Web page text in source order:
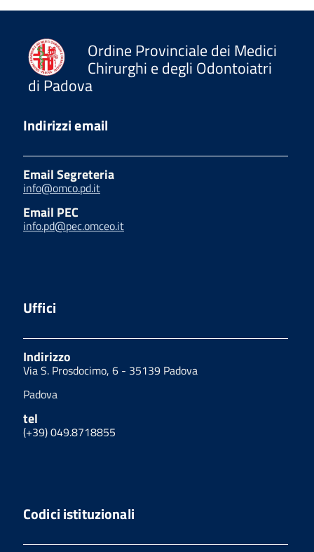
Ordine Provinciale dei Medici
Chirurghi e degli Odontoiatri
di Padova
Indirizzi email
Email Segreteria
info@omco.pd.it
Email PEC
info.pd@pec.omceo.it
Uffici
Indirizzo
Via S. Prosdocimo, 6 - 35139 Padova
Padova
tel
(+39) 049.8718855
Codici istituzionali